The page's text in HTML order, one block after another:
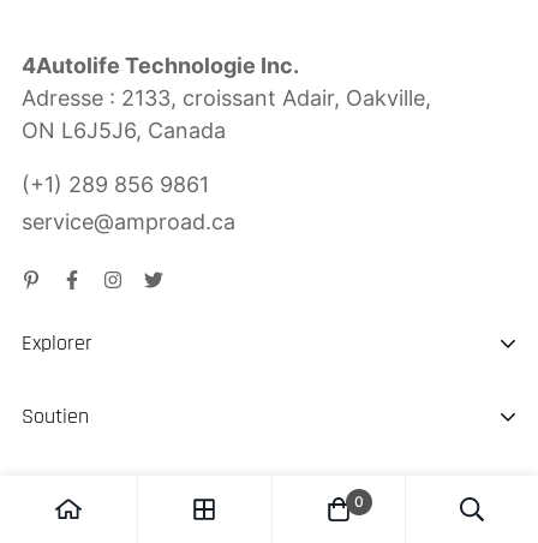
4Autolife Technologie Inc.
Adresse : 2133, croissant Adair, Oakville,
ON L6J5J6, Canada
(+1) 289 856 9861
service@amproad.ca
Explorer
À propos de nous
Chargeur EV portable
Soutien
Remboursement de retour
0